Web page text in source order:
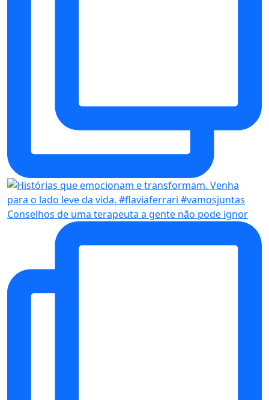
Conselhos de uma terapeuta a gente não pode ignor